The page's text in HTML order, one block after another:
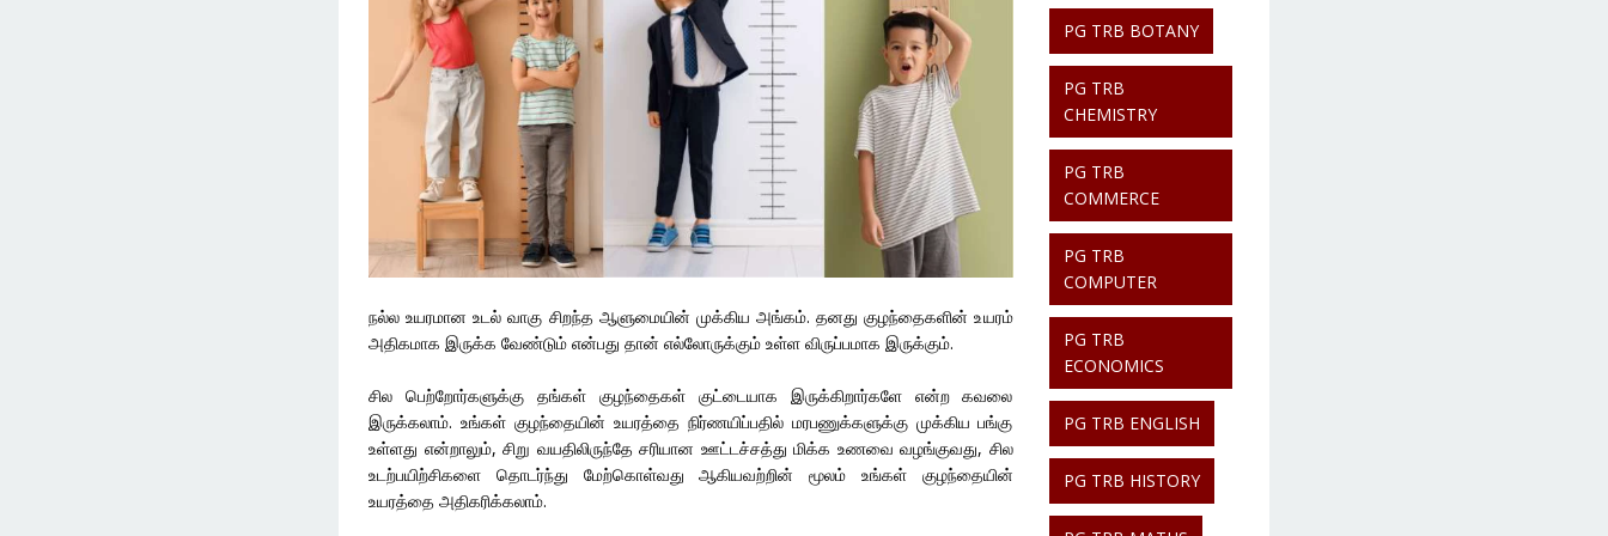
நல்ல உயரமான உடல் வாகு சிறந்த ஆளுமையின் முக்கிய அங்கம். தனது குழந்தைகளின் உயரம்
அதிகமாக இருக்க வேண்டும் என்பது தான் எல்லோருக்கும் உள்ள விருப்பமாக இருக்கும்.
சில பெற்றோர்களுக்கு தங்கள் குழந்தைகள் குட்டையாக இருக்கிறார்களே என்ற கவலை
இருக்கலாம். உங்கள் குழந்தையின் உயரத்தை நிர்ணயிப்பதில் மரபணுக்களுக்கு முக்கிய பங்கு
உள்ளது என்றாலும், சிறு வயதிலிருந்தே சரியான ஊட்டச்சத்து மிக்க உணவை வழங்குவது, சில
உடற்பயிற்சிகளை தொடர்ந்து மேற்கொள்வது ஆகியவற்றின் மூலம் உங்கள் குழந்தையின்
உயரத்தை அதிகரிக்கலாம்.
PG TRB BOTANY
PG TRB
CHEMISTRY
PG TRB
COMMERCE
PG TRB
COMPUTER
PG TRB
ECONOMICS
PG TRB ENGLISH
PG TRB HISTORY